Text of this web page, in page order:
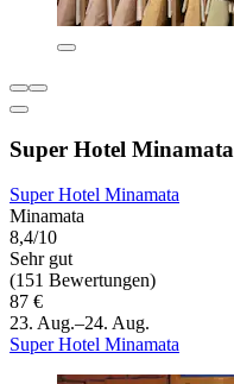
Super Hotel Minamata
Super Hotel Minamata
Minamata
8,4/10
Sehr gut
(151 Bewertungen)
87 €
23. Aug.–24. Aug.
Super Hotel Minamata